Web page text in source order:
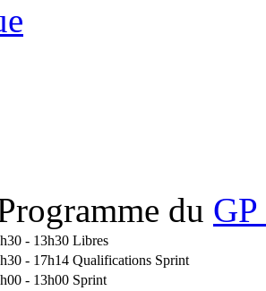
du
- 13h30 Libres
- 17h14 Qualifications Sprint
- 13h00 Sprint